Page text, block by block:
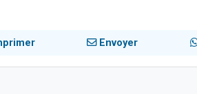
Envoyer